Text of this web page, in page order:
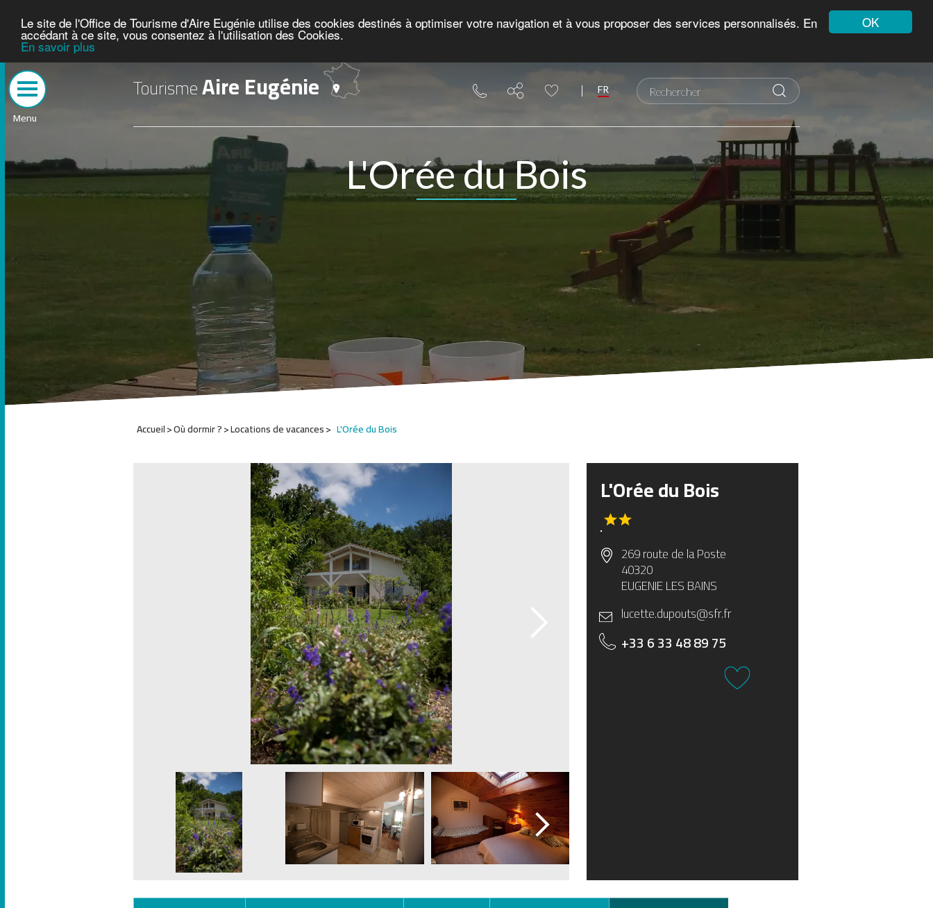
OK
Le site de l'Office de Tourisme d'Aire Eugénie utilise des cookies destinés à optimiser votre navigation et à vous proposer des services personnalisés. En
accédant à ce site, vous consentez à l'utilisation des Cookies.
En savoir plus
Menu
TourismeAire Eugénie FR
L'Orée du Bois
Accueil Où dormir ? Locations de vacances L'Orée du Bois
L'Orée du Bois
269 route de la Poste
40320
EUGENIE LES BAINS
lucette.dupouts@sfr.fr
+33 6 33 48 89 75